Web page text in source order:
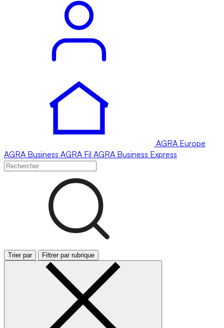
AGRA Europe
AGRA Business AGRA Fil AGRA Business Express
Trier par Filtrer par rubrique